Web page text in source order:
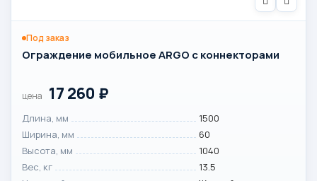
Под заказ
Ограждение мобильное ARGO с коннекторами
цена 17 260 ₽
Длина, мм
1500
Ширина, мм
60
Высота, мм
1040
Вес, кг
13.5